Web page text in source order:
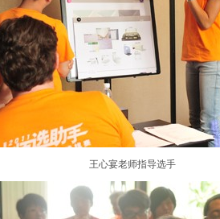
王心宴老师指导选手